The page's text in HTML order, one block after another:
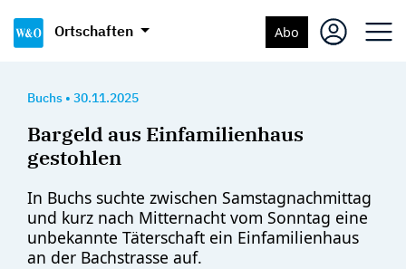
Ortschaften Abo
Buchs • 30.11.2025
Bargeld aus Einfamilienhaus
gestohlen
In Buchs suchte zwischen Samstagnachmittag
und kurz nach Mitternacht vom Sonntag eine
unbekannte Täterschaft ein Einfamilienhaus
an der Bachstrasse auf.